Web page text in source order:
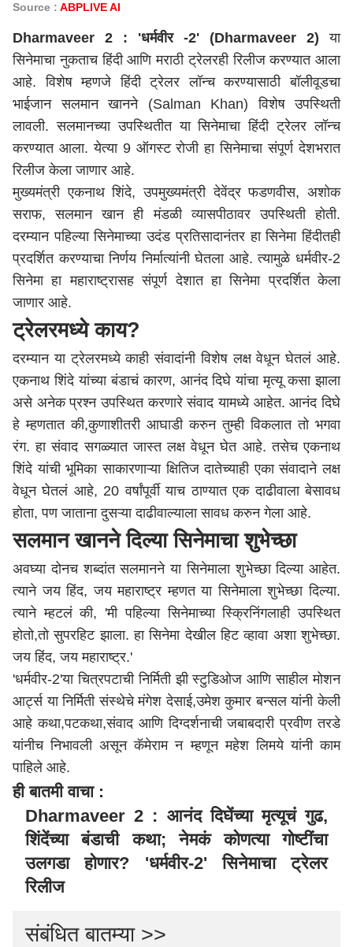
Source : ABPLIVE AI
Dharmaveer 2 : 'धर्मवीर -2' (Dharmaveer 2) या
सिनेमाचा नुकताच हिंदी आणि मराठी ट्रेलरही रिलीज करण्यात आला
आहे. विशेष म्हणजे हिंदी ट्रेलर लॉन्च करण्यासाठी बॉलीवूडचा
भाईजान सलमान खानने (Salman Khan) विशेष उपस्थिती
लावली. सलमानच्या उपस्थितीत या सिनेमाचा हिंदी ट्रेलर लॉन्च
करण्यात आला. येत्या 9 ऑगस्ट रोजी हा सिनेमाचा संपूर्ण देशभरात
रिलीज केला जाणार आहे.
मुख्यमंत्री एकनाथ शिंदे, उपमुख्यमंत्रीदेवेंद्र फडणवीस, अशोक
सराफ, सलमान खान ही मंडळी व्यासपीठावर उपस्थिती होती.
दरम्यान पहिल्या सिनेमाच्या उदंड प्रतिसादानंतर हा सिनेमा हिंदीतही
प्रदर्शित करण्याचा निर्णय निर्मात्यांनी घेतला आहे. त्यामुळे धर्मवीर-2
सिनेमा हा महाराष्ट्रासह संपूर्ण देशात हा सिनेमा प्रदर्शित केला
जाणार आहे.
ट्रेलरमध्ये काय?
दरम्यान या ट्रेलरमध्ये काही संवादांनी विशेष लक्ष वेधून घेतलं आहे.
एकनाथ शिंदे यांच्या बंडाचं कारण, आनंद दिघे यांचा मृत्यू कसा झाला
असे अनेक प्रश्न उपस्थित करणारे संवाद यामध्ये आहेत. आनंद दिघे
हे म्हणतात की,कुणाशीतरी आघाडी करुन तुम्ही विकलात तो भगवा
रंग. हा संवाद सगळ्यात जास्त लक्ष वेधून घेत आहे. तसेचएकनाथ
शिंदेयांची भूमिका साकारणाऱ्या क्षितिज दातेच्याही एका संवादाने लक्ष
वेधून घेतलं आहे, 20 वर्षांपूर्वी याच ठाण्यात एक दाढीवाला बेसावध
होता, पण जाताना दुसऱ्या दाढीवाल्याला सावध करुन गेला आहे.
सलमान खानने दिल्या सिनेमाचा शुभेच्छा
अवघ्या दोनच शब्दांत सलमानने या सिनेमाला शुभेच्छा दिल्या आहेत.
त्याने जय हिंद, जय महाराष्ट्र म्हणत या सिनेमाला शुभेच्छा दिल्या.
त्याने म्हटलं की, 'मी पहिल्या सिनेमाच्या स्क्रिनिंगलाही उपस्थित
होतो,तो सुपरहिट झाला. हा सिनेमा देखील हिट व्हावा अशा शुभेच्छा.
जय हिंद, जयमहाराष्ट्र.'
'धर्मवीर-2'या चित्रपटाची निर्मिती झी स्टुडिओज आणि साहील मोशन
आर्ट्स या निर्मिती संस्थेचे मंगेश देसाई,उमेश कुमार बन्सल यांनी केली
आहे कथा,पटकथा,संवाद आणि दिग्दर्शनाची जबाबदारी प्रवीण तरडे
यांनीच निभावली असून कॅमेराम न म्हणून महेश लिमये यांनी काम
पाहिले आहे.
ही बातमी वाचा :
Dharmaveer 2 : आनंद दिघेंच्या मृत्यूचं गुढ,
शिंदेंच्या बंडाची कथा; नेमकं कोणत्या गोष्टींचा
उलगडा होणार? 'धर्मवीर-2' सिनेमाचा ट्रेलर
रिलीज
संबंधित बातम्या >>